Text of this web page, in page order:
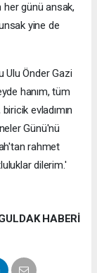
her günü ansak,
yine de
Ulu Önder Gazi
hanım, tüm
evladımın
Günü'nü
rahmet
dilerim.'
HABERİ